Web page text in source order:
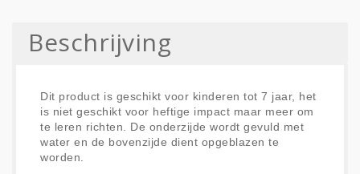
Beschrijving
Dit product is geschikt voor kinderen tot 7 jaar, het
is niet geschikt voor heftige impact maar meer om
te leren richten. De onderzijde wordt gevuld met
water en de bovenzijde dient opgeblazen te
worden.